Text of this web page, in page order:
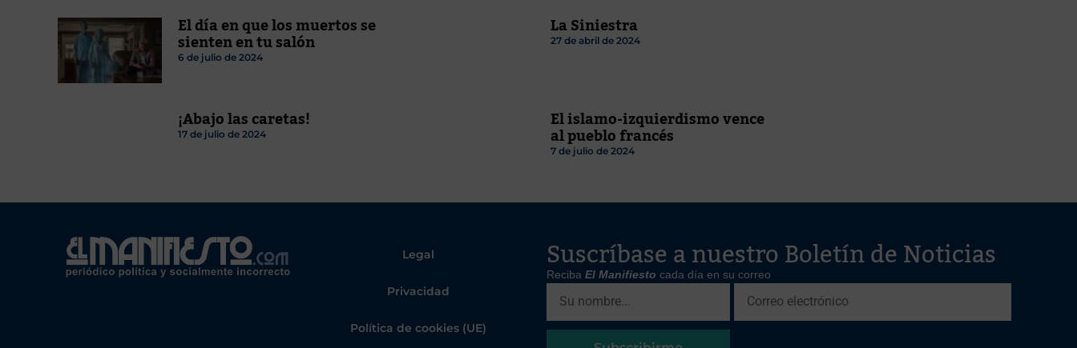
El día en que los muertos se
sienten en tu salón
6 de julio de 2024
La Siniestra
27 de abril de 2024
¡Abajo las caretas!
17 de julio de 2024
El islamo-izquierdismo vence
al pueblo francés
7 de julio de 2024
Legal
Privacidad
Política de cookies (UE)
Suscríbase a nuestro Boletín de Noticias
Reciba El Manifiesto cada día en su correo